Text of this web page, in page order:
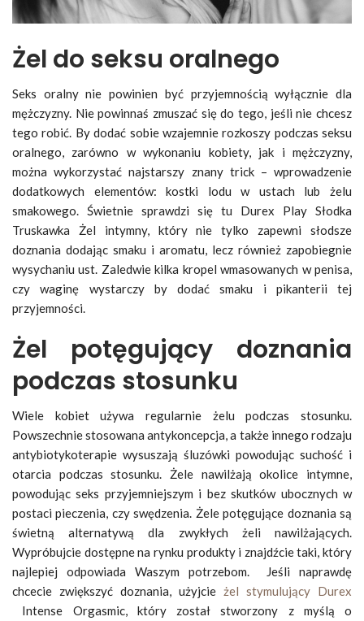
Żel do seksu oralnego
Seks oralny nie powinien być przyjemnością wyłącznie dla
mężczyzny. Nie powinnaś zmuszać się do tego, jeśli nie chcesz
tego robić. By dodać sobie wzajemnie rozkoszy podczas seksu
oralnego, zarówno w wykonaniu kobiety, jak i mężczyzny,
można wykorzystać najstarszy znany trick – wprowadzenie
dodatkowych elementów: kostki lodu w ustach lub żelu
smakowego. Świetnie sprawdzi się tu Durex Play Słodka
Truskawka Żel intymny, który nie tylko zapewni słodsze
doznania dodając smaku i aromatu, lecz również zapobiegnie
wysychaniu ust. Zaledwie kilka kropel wmasowanych w penisa,
czy waginę wystarczy by dodać smaku i pikanterii tej
przyjemności.
Żel potęgujący doznania
podczas stosunku
Wiele kobiet używa regularnie żelu podczas stosunku.
Powszechnie stosowana antykoncepcja, a także innego rodzaju
antybiotykoterapie wysuszają śluzówki powodując suchość i
otarcia podczas stosunku. Żele nawilżają okolice intymne,
powodując seks przyjemniejszym i bez skutków ubocznych w
postaci pieczenia, czy swędzenia. Żele potęgujące doznania są
świetną alternatywą dla zwykłych żeli nawilżających.
Wypróbujcie dostępne na rynku produkty i znajdźcie taki, który
najlepiej odpowiada Waszym potrzebom. Jeśli naprawdę
chcecie zwiększyć doznania, użyjcie żel stymulujący Durex
Intense Orgasmic, który został stworzony z myślą o